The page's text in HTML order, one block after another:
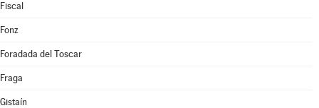
Fiscal
Fonz
Foradada del Toscar
Fraga
Gistaín